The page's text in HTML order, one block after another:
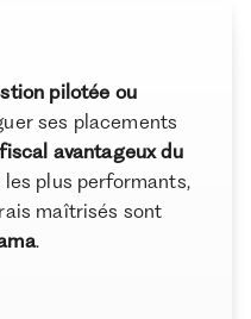
nous combinons
pilotée ou
ses placements
avantageux du
plus performants,
maîtrisés sont
.